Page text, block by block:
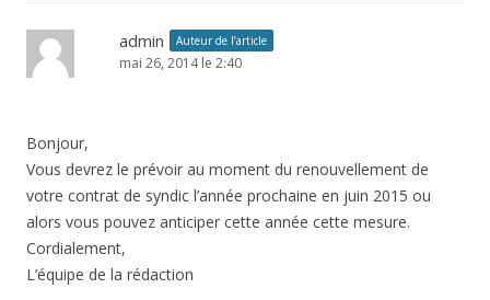
admin Auteur de l’article
mai 26, 2014 le 2:40
Bonjour,
Vous devrez le prévoir au moment du renouvellement de
votre contrat de syndic l’année prochaine en juin 2015 ou
alors vous pouvez anticiper cette année cette mesure.
Cordialement,
L’équipe de la rédaction